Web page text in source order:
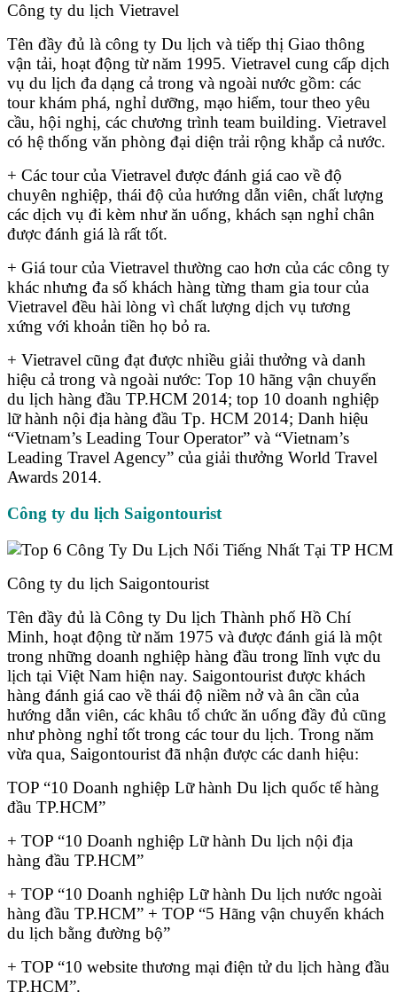
Công ty du lịch Vietravel
Tên đầy đủ là công ty Du lịch và tiếp thị Giao thông
vận tải, hoạt động từ năm 1995. Vietravel cung cấp dịch
vụ du lịch đa dạng cả trong và ngoài nước gồm: các
tour khám phá, nghỉ dưỡng, mạo hiểm, tour theo yêu
cầu, hội nghị, các chương trình team building. Vietravel
có hệ thống văn phòng đại diện trải rộng khắp cả nước.
+ Các tour của Vietravel được đánh giá cao về độ
chuyên nghiệp, thái độ của hướng dẫn viên, chất lượng
các dịch vụ đi kèm như ăn uống, khách sạn nghỉ chân
được đánh giá là rất tốt.
+ Giá tour của Vietravel thường cao hơn của các công ty
khác nhưng đa số khách hàng từng tham gia tour của
Vietravel đều hài lòng vì chất lượng dịch vụ tương
xứng với khoản tiền họ bỏ ra.
+ Vietravel cũng đạt được nhiều giải thưởng và danh
hiệu cả trong và ngoài nước: Top 10 hãng vận chuyển
du lịch hàng đầu TP.HCM 2014; top 10 doanh nghiệp
lữ hành nội địa hàng đầu Tp. HCM 2014; Danh hiệu
“Vietnam’s Leading Tour Operator” và “Vietnam’s
Leading Travel Agency” của giải thưởng World Travel
Awards 2014.
Công ty du lịch Saigontourist
Công ty du lịch Saigontourist
Tên đầy đủ là Công ty Du lịch Thành phố Hồ Chí
Minh, hoạt động từ năm 1975 và được đánh giá là một
trong những doanh nghiệp hàng đầu trong lĩnh vực du
lịch tại Việt Nam hiện nay. Saigontourist được khách
hàng đánh giá cao về thái độ niềm nở và ân cần của
hướng dẫn viên, các khâu tổ chức ăn uống đầy đủ cũng
như phòng nghỉ tốt trong các tour du lịch. Trong năm
vừa qua, Saigontourist đã nhận được các danh hiệu:
TOP “10 Doanh nghiệp Lữ hành Du lịch quốc tế hàng
đầu TP.HCM”
+ TOP “10 Doanh nghiệp Lữ hành Du lịch nội địa
hàng đầu TP.HCM”
+ TOP “10 Doanh nghiệp Lữ hành Du lịch nước ngoài
hàng đầu TP.HCM” + TOP “5 Hãng vận chuyển khách
du lịch bằng đường bộ”
+ TOP “10 website thương mại điện tử du lịch hàng đầu
TP.HCM”.